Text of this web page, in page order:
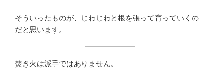
そういったものが、じわじわと根を張って育っていくの
だと思います。
焚き火は派手ではありません。